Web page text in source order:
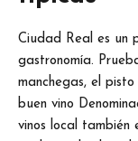
Ciudad Real es un
gastronomía.
manchegas, el
buen vino
vinos local también